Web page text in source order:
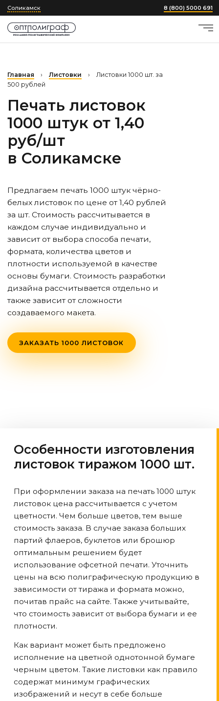
Соликамск 8 (800) 5000 691
Главная › Листовки ›
Листовки 1000 шт. за
500 рублей
Печать листовок
1000 штук от 1,40
руб/шт
в Соликамске
Предлагаем печать 1000 штук чёрно-
белых листовок по цене от 1,40 рублей
за шт. Стоимость рассчитывается в
каждом случае индивидуально и
зависит от выбора способа печати,
формата, количества цветов и
плотности используемой в качестве
основы бумаги. Стоимость разработки
дизайна рассчитывается отдельно и
также зависит от сложности
создаваемого макета.
ЗАКАЗАТЬ 1000 ЛИСТОВОК
Особенности изготовления
листовок тиражом 1000 шт.
При оформлении заказа на печать 1000 штук
листовок цена рассчитывается с учетом
цветности. Чем больше цветов, тем выше
стоимость заказа. В случае заказа больших
партий флаеров, буклетов или брошюр
оптимальным решением будет
использование офсетной печати. Уточнить
цены на всю полиграфическую продукцию в
зависимости от тиража и формата можно,
почитав прайс на сайте. Также учитывайте,
что стоимость зависит от выбора бумаги и ее
плотности.
Как вариант может быть предложено
исполнение на цветной однотонной бумаге
черным цветом. Такие листовки как правило
содержат минимум графических
изображений и несут в себе больше